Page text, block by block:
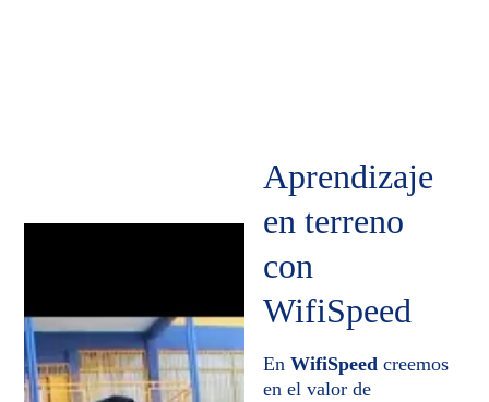
Aprendizaje
en terreno
con
WifiSpeed
En WifiSpeed creemos
en el valor de